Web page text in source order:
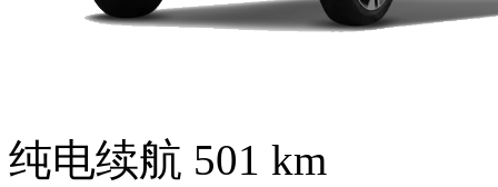
纯电续航 501 km